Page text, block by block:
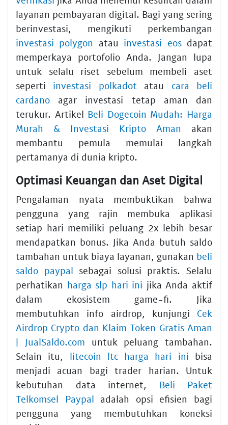
layanan pembayaran digital. Bagi yang sering
berinvestasi, mengikuti perkembangan
investasi polygon
atau investasi eosdapat
memperkaya portofolio Anda. Jangan lupa
untuk selalu riset sebelum membeli aset
seperti investasi polkadot atau cara beli
cardano agar investasi tetap aman dan
terukur. Artikel Beli Dogecoin Mudah: Harga
Murah & Investasi Kripto Aman akan
membantu pemula memulai langkah
pertamanya di dunia kripto.
Optimasi Keuangan dan Aset Digital
Pengalaman nyata membuktikan bahwa
pengguna yang rajin membuka aplikasi
setiap hari memiliki peluang 2x lebih besar
mendapatkan bonus. Jika Anda butuh saldo
tambahan untuk biaya layanan, gunakan beli
saldo paypal sebagai solusi praktis. Selalu
perhatikan harga slp hari ini jika Anda aktif
dalam ekosistem game-fi. Jika
membutuhkan info airdrop, kunjungi Cek
Airdrop Crypto dan Klaim Token Gratis Aman
| JualSaldo.com untuk peluang tambahan.
Selain itu, litecoin ltc harga hari ini bisa
menjadi acuan bagi trader harian. Untuk
kebutuhan data internet, Beli Paket
Telkomsel Paypal adalah opsi efisien bagi
pengguna yang membutuhkan koneksi